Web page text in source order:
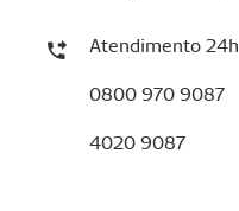
Atendimento 24h
0800 970 9087
4020 9087